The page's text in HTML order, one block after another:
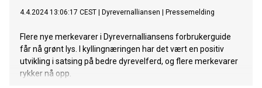
4.4.2024 13:06:17 CEST Dyrevernalliansen Pressemelding
Flere nye merkevarer i Dyrevernalliansens forbrukerguide
får nå grønt lys. I kyllingnæringen har det vært en positiv
utvikling i satsing på bedre dyrevelferd, og flere merkevarer
rykker nå opp.